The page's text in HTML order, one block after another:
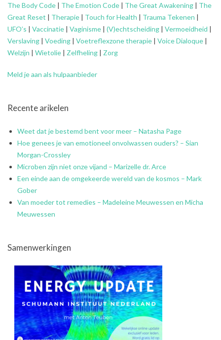
The Body Code | The Emotion Code | The Great Awakening | The
Great Reset | Therapie | Touch for Health | Trauma Tekenen |
UFO’s | Vaccinatie | Vaginisme | (V)echtscheiding | Vermoeidheid |
Verslaving | Voeding | Voetreflexzone therapie | Voice Dialoque |
Welzijn | Wietolie | Zelfheling | Zorg
Meld je aan als hulpaanbieder
Recente arikelen
Weet dat je bestemd bent voor meer – Natasha Page
Hoe genees je van emotioneel onvolwassen ouders? – Sian
Morgan-Crossley
Microben zijn niet onze vijand – Marizelle dr. Arce
Een einde aan de omgekeerde wereld van de kosmos – Mark
Gober
Van moeder tot remedies – Madeleine Meuwessen en Micha
Meuwessen
Samenwerkingen